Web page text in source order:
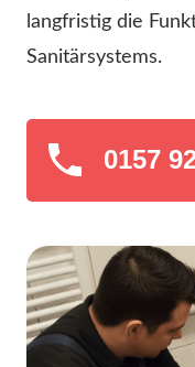
langfristig die
Sanitärsystems.
0157